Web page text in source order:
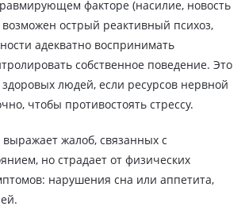
факторе (насилие, новость
возможен острый реактивный психоз,
адекватно воспринимать
собственное поведение. Это
людей, если ресурсов нервной
чтобы противостоять стрессу.
жалоб, связанных с
но страдает от физических
нарушения сна или аппетита,